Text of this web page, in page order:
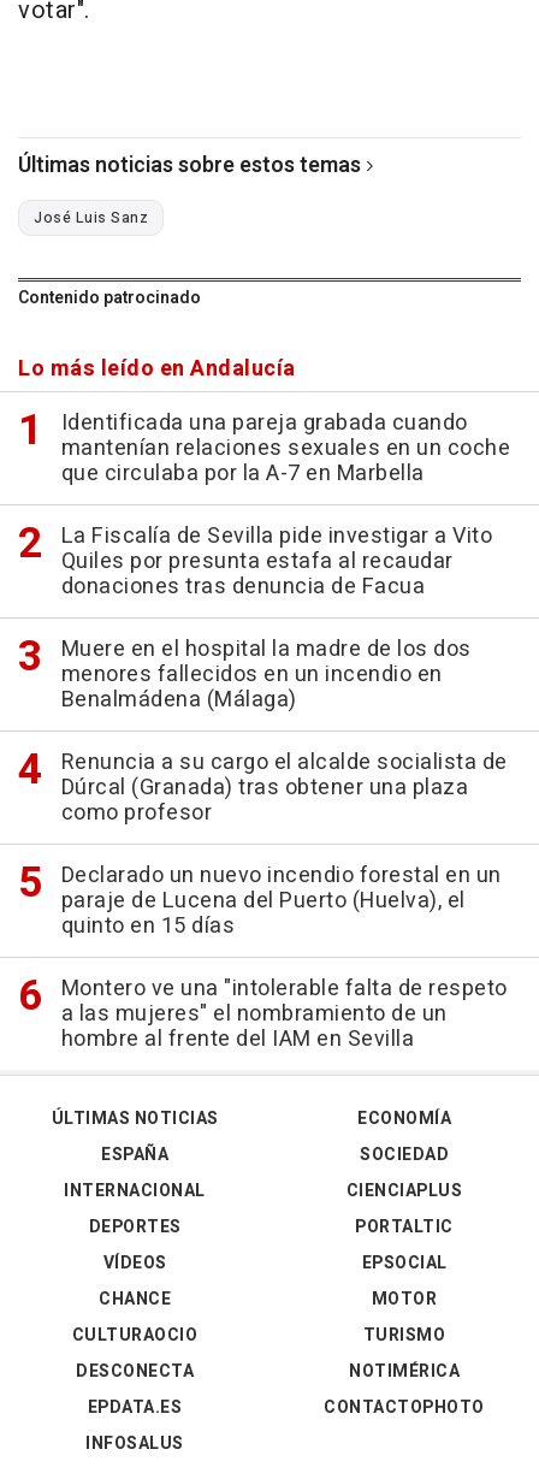
votar".
Últimas noticias sobre estos temas
José Luis Sanz
Contenido patrocinado
Lo más leído en Andalucía
Identificada una pareja grabada cuando
mantenían relaciones sexuales en un coche
que circulaba por la A-7 en Marbella
La Fiscalía de Sevilla pide investigar a Vito
Quiles por presunta estafa al recaudar
donaciones tras denuncia de Facua
Muere en el hospital la madre de los dos
menores fallecidos en un incendio en
Benalmádena (Málaga)
Renuncia a su cargo el alcalde socialista de
Dúrcal (Granada) tras obtener una plaza
como profesor
Declarado un nuevo incendio forestal en un
paraje de Lucena del Puerto (Huelva), el
quinto en 15 días
Montero ve una "intolerable falta de respeto
a las mujeres" el nombramiento de un
hombre al frente del IAM en Sevilla
ÚLTIMAS NOTICIAS
ESPAÑA
INTERNACIONAL
DEPORTES
VÍDEOS
ECONOMÍA
SOCIEDAD
CIENCIAPLUS
PORTALTIC
EPSOCIAL
CHANCE
CULTURAOCIO
DESCONECTA
EPDATA.ES
INFOSALUS
MOTOR
TURISMO
NOTIMÉRICA
CONTACTOPHOTO